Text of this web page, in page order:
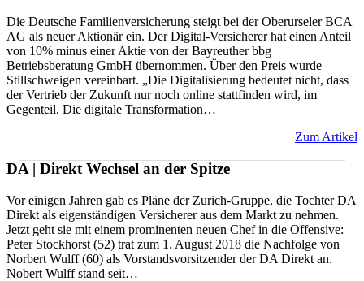
Die Deutsche Familienversicherung steigt bei der Oberurseler BCA
AG als neuer Aktionär ein. Der Digital-Versicherer hat einen Anteil
von 10% minus einer Aktie von der Bayreuther bbg
Betriebsberatung GmbH übernommen. Über den Preis wurde
Stillschweigen vereinbart. „Die Digitalisierung bedeutet nicht, dass
der Vertrieb der Zukunft nur noch online stattfinden wird, im
Gegenteil. Die digitale Transformation…
Zum Artikel
DA | Direkt Wechsel an der Spitze
Vor einigen Jahren gab es Pläne der Zurich-Gruppe, die Tochter DA
Direkt als eigenständigen Versicherer aus dem Markt zu nehmen.
Jetzt geht sie mit einem prominenten neuen Chef in die Offensive:
Peter Stockhorst (52) trat zum 1. August 2018 die Nachfolge von
Norbert Wulff (60) als Vorstandsvorsitzender der DA Direkt an.
Nobert Wulff stand seit…